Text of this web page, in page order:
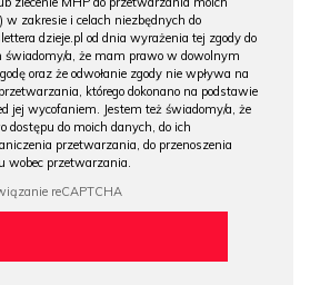
w zakresie i celach niezbędnych do
dzieje.pl od dnia wyrażenia tej zgody do
świadomy/a, że mam prawo w dowolnym
oraz że odwołanie zgody nie wpływa na
którego dokonano na podstawie
jej wycofaniem. Jestem też świadomy/a, że
dostępu do moich danych, do ich
przetwarzania, do przenoszenia
wobec przetwarzania.